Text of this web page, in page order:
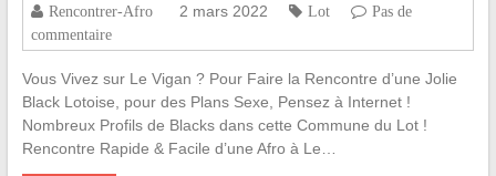
Rencontrer-Afro 2 mars 2022 Lot
Pas de
commentaire
Vous Vivez sur Le Vigan ? Pour Faire la Rencontre d’une Jolie
Black Lotoise, pour des Plans Sexe, Pensez à Internet !
Nombreux Profils de Blacks dans cette Commune du Lot !
Rencontre Rapide & Facile d’une Afro à Le…